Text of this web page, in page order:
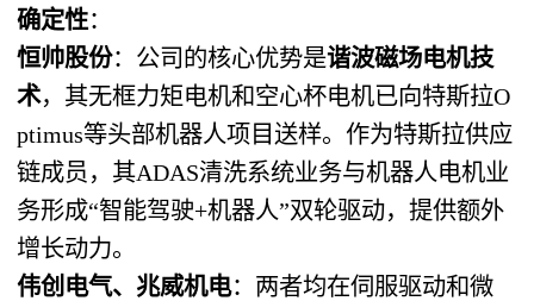
确定性：
恒帅股份：公司的核心优势是谐波磁场电机技
术，其无框力矩电机和空心杯电机已向特斯拉O
ptimus等头部机器人项目送样。作为特斯拉供应
链成员，其ADAS清洗系统业务与机器人电机业
务形成“智能驾驶+机器人”双轮驱动，提供额外
增长动力。
伟创电气、兆威机电：两者均在伺服驱动和微